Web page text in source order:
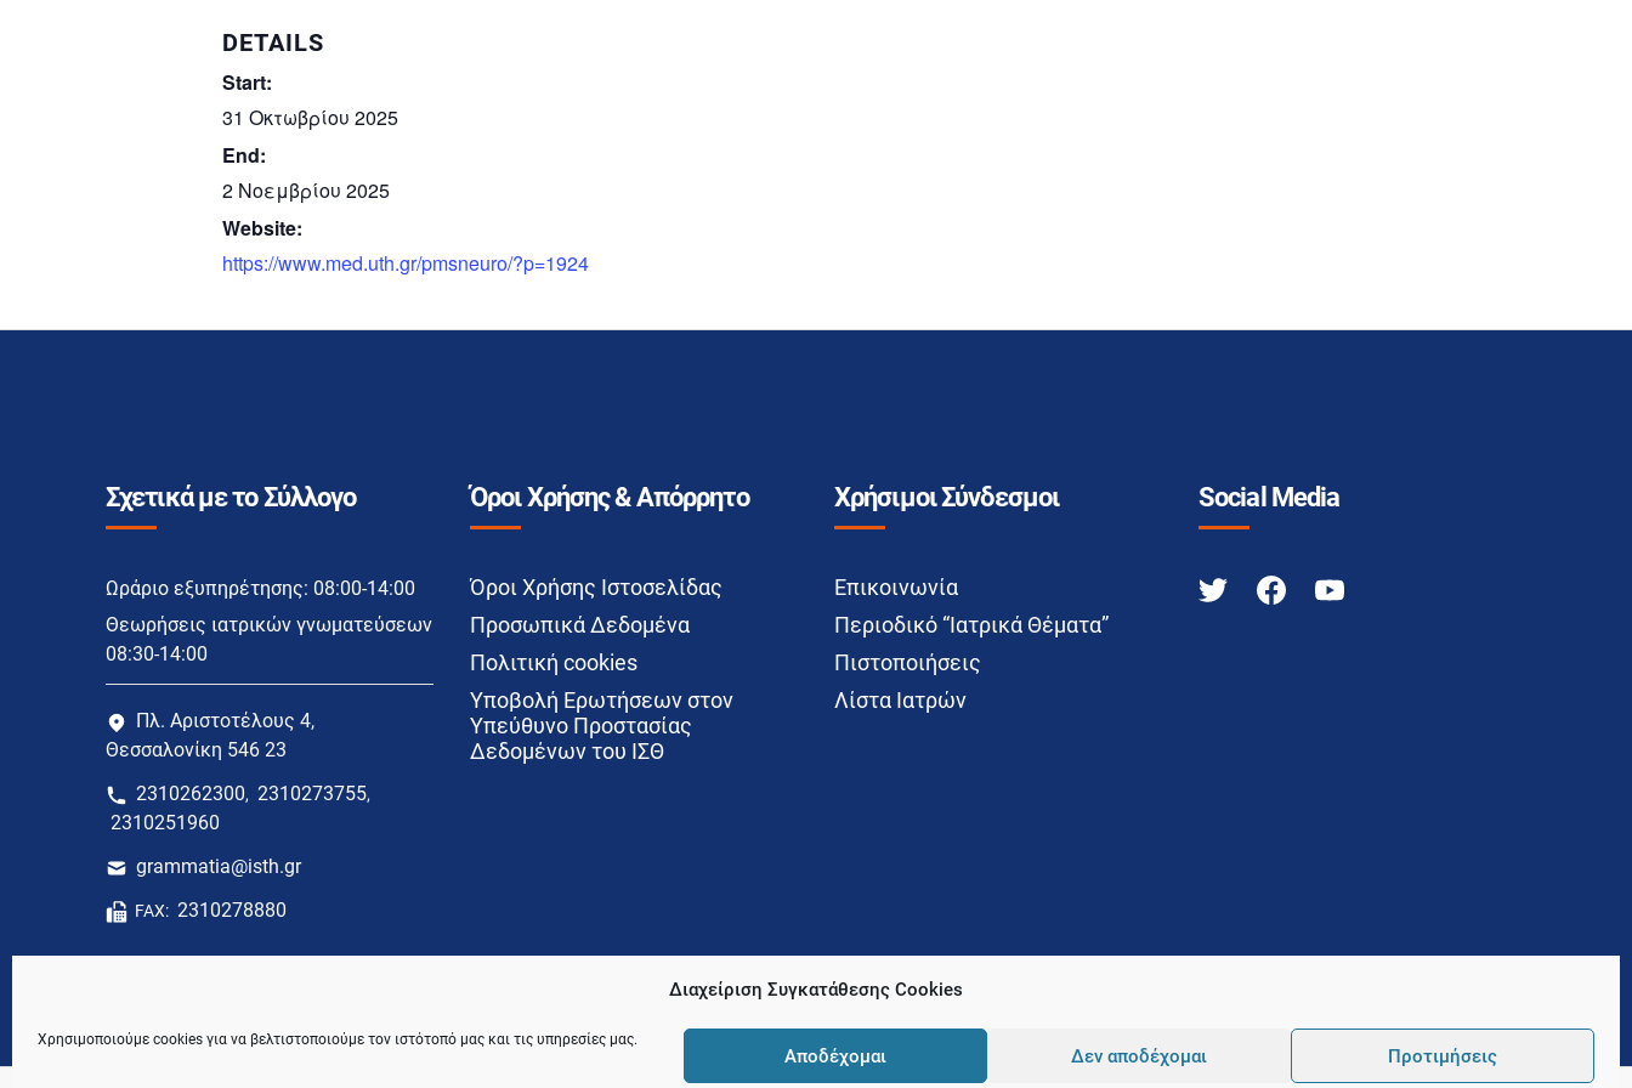
Διαχείριση Συγκατάθεσης Cookies
Χρησιμοποιούμε cookies για να βελτιστοποιούμε τον ιστότοπό μας και τις υπηρεσίες μας.
Αποδέχομαι Δεν αποδέχομαι Προτιμήσεις
DETAILS
Start:
31 Οκτωβρίου 2025
End:
2 Νοεμβρίου 2025
Website:
https://www.med.uth.gr/pmsneuro/?p=1924
Σχετικά με το Σύλλογο
Ωράριο εξυπηρέτησης: 08:00-14:00
Θεωρήσεις ιατρικών γνωματεύσεων
08:30-14:00
Πλ. Αριστοτέλους 4,
Θεσσαλονίκη 546 23
2310262300, 2310273755,
2310251960
grammatia@isth.gr
FAX: 2310278880
Όροι Χρήσης & Απόρρητο
Όροι Χρήσης Ιστοσελίδας
Προσωπικά Δεδομένα
Πολιτική cookies
Υποβολή Ερωτήσεων στον
Υπεύθυνο Προστασίας
Δεδομένων του ΙΣΘ
Χρήσιμοι Σύνδεσμοι
Επικοινωνία
Περιοδικό “Ιατρικά Θέματα”
Πιστοποιήσεις
Λίστα Ιατρών
Social Media